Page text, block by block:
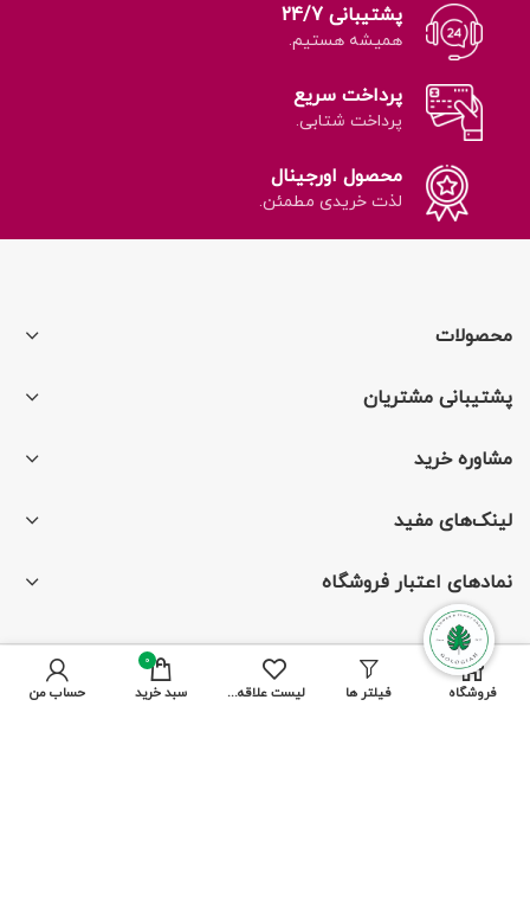
پشتیبانی 24/7
همیشه هستیم.
پرداخت سریع
پرداخت شتابی.
محصول اورجینال
لذت خریدی مطمئن.
محصولات
پشتیبانی مشتریان
مشاوره خرید
لینک‌های مفید
نمادهای اعتبار فروشگاه
با ما همراه باشید فروشگاه فیلتر ها لیست علاقه مندی ها
0
سبد خرید حساب من